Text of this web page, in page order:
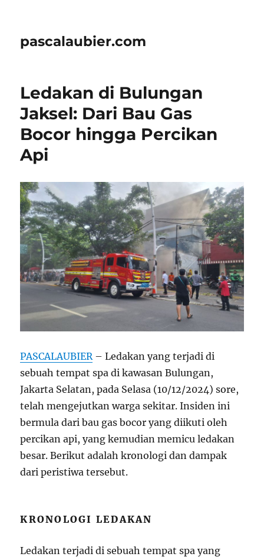
pascalaubier.com
Ledakan di Bulungan
Jaksel: Dari Bau Gas
Bocor hingga Percikan
Api
PASCALAUBIER – Ledakan yang terjadi di
sebuah tempat spa di kawasan Bulungan,
Jakarta Selatan, pada Selasa (10/12/2024) sore,
telah mengejutkan warga sekitar. Insiden ini
bermula dari bau gas bocor yang diikuti oleh
percikan api, yang kemudian memicu ledakan
besar. Berikut adalah kronologi dan dampak
dari peristiwa tersebut.
KRONOLOGI LEDAKAN
Ledakan terjadi di sebuah tempat spa yang